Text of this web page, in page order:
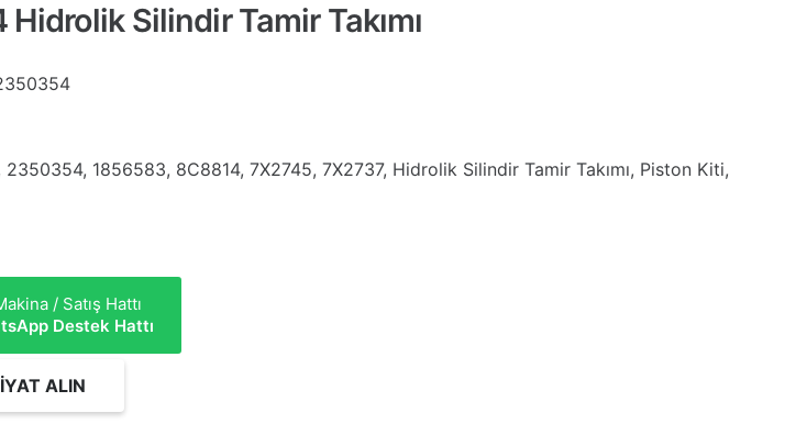
Silindir Tamir Takımı
1856583, 8C8814, 7X2745, 7X2737, Hidrolik Silindir Tamir Takımı, Piston Kiti,
/ Satış Hattı
Destek Hattı
ALIN